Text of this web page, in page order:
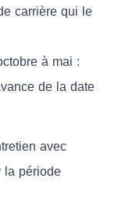
carrière qui le
à mai :
de la date
avec
la période